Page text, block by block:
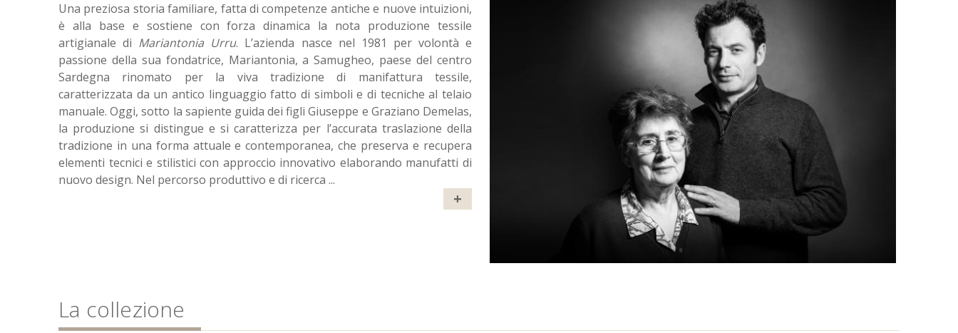
Una preziosa storia familiare, fatta di competenze antiche e nuove intuizioni,
è alla base e sostiene con forza dinamica la nota produzione tessile
artigianale di Mariantonia Urru. L’azienda nasce nel 1981 per volontà e
passione della sua fondatrice, Mariantonia, a Samugheo, paese del centro
Sardegna rinomato per la viva tradizione di manifattura tessile,
caratterizzata da un antico linguaggio fatto di simboli e di tecniche al telaio
manuale. Oggi, sotto la sapiente guida dei figli Giuseppe e Graziano Demelas,
la produzione si distingue e si caratterizza per l’accurata traslazione della
tradizione in una forma attuale e contemporanea, che preserva e recupera
elementi tecnici e stilistici con approccio innovativo elaborando manufatti di
nuovo design. Nel percorso produttivo e di ricerca ...
+
La collezione